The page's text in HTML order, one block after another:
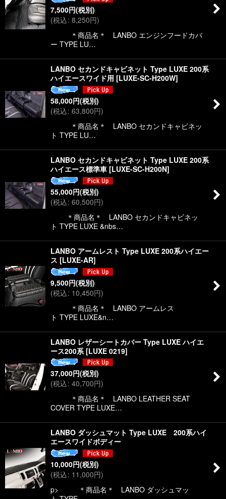
7,500円(税別)
(税込: 8,250円)
＊商品名＊ LANBO エンジンフードカバ
ー TYPE LU…
LANBO セカンドキャビネット Type LUXE 200系
ハイエースワイド用 [LUXE-SC-H200W]
58,000円(税別)
(税込: 63,800円)
＊商品名＊ LANBO セカンドキャビネッ
ト TYPE LU…
LANBO セカンドキャビネット Type LUXE 200系
ハイエース標準車 [LUXE-SC-H200N]
55,000円(税別)
(税込: 60,500円)
＊商品名＊ LANBO セカンドキャビネッ
ト TYPE LUXE &nbs…
LANBO アームレスト Type LUXE 200系ハイエー
ス [LUXE-AR]
9,500円(税別)
(税込: 10,450円)
＊商品名＊ LANBO アームレス
ト TYPE LUXE&n…
LANBO レザーシートカバー Type LUXE ハイエ
ース200系 [LUXE 0219]
37,000円(税別)
(税込: 40,700円)
＊商品名＊ LANBO LEATHER SEAT
COVER TYPE LUXE…
LANBO ダッシュマット Type LUXE 200系ハイ
エースワイドボディー
10,000円(税別)
(税込: 11,000円)
p> ＊商品名＊ LANBO ダッシュマッ